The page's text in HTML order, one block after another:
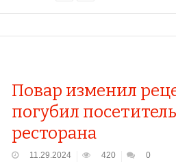
Повар изменил
погубил
ресторана
11.29.2024 420 0